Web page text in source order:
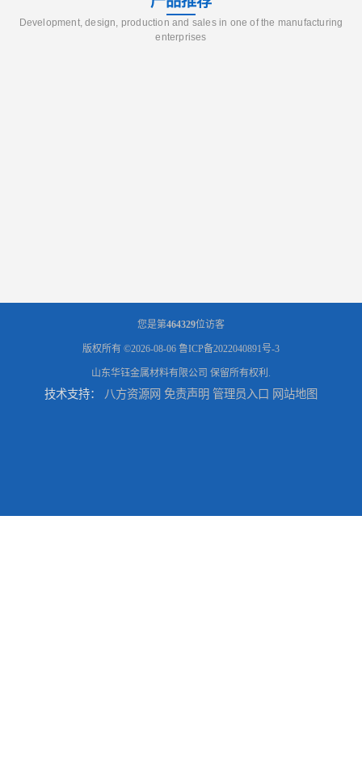
Development, design, production and sales in one of the manufacturing
enterprises
您是第464329位访客
版权所有 ©2026-08-06 鲁ICP备2022040891号-3
山东华钰金属材料有限公司 保留所有权利.
技术支持： 八方资源网 免责声明 管理员入口 网站地图